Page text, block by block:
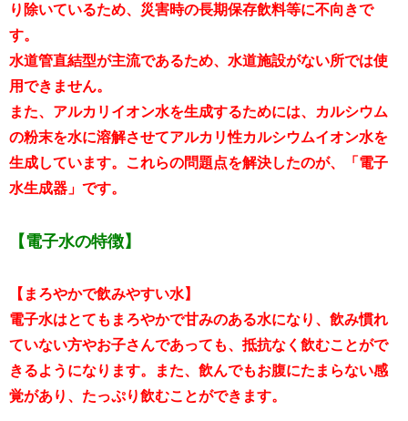
り除いているため、災害時の長期保存飲料等に不向きで
す。
水道管直結型が主流であるため、水道施設がない所では使
用できません。
また、アルカリイオン水を生成するためには、カルシウム
の粉末を水に溶解させてアルカリ性カルシウムイオン水を
生成しています。これらの問題点を解決したのが、「電子
水生成器」です。
【電子水の特徴】
【まろやかで飲みやすい水】
電子水はとてもまろやかで甘みのある水になり、飲み慣れ
ていない方やお子さんであっても、抵抗なく飲むことがで
きるようになります。また、飲んでもお腹にたまらない感
覚があり、たっぷり飲むことができます。